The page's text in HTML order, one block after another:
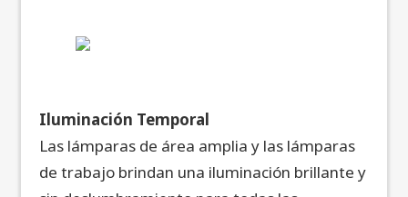
Iluminación Temporal
Las lámparas de área amplia y las lámparas
de trabajo brindan una iluminación brillante y